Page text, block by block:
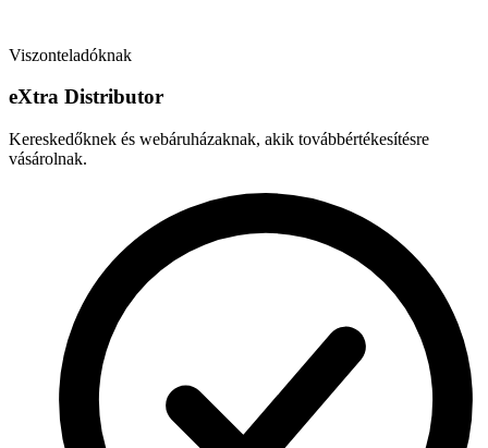
Viszonteladóknak
eXtra Distributor
Kereskedőknek és webáruházaknak, akik továbbértékesítésre
vásárolnak.